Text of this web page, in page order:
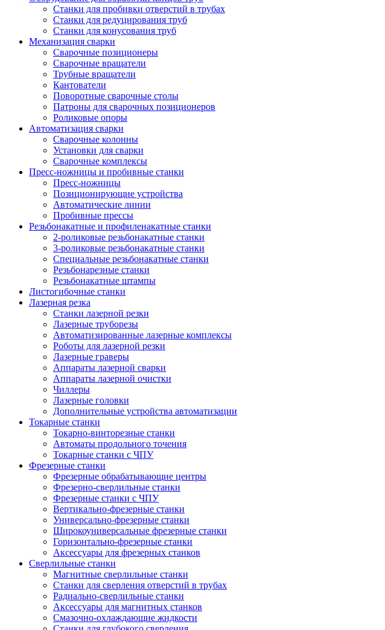
Станки для пробивки отверстий в трубах
Станки для редуцирования труб
Станки для конусования труб
Механизация сварки
Сварочные позиционеры
Сварочные вращатели
Трубные вращатели
Кантователи
Поворотные сварочные столы
Патроны для сварочных позиционеров
Роликовые опоры
Автоматизация сварки
Сварочные колонны
Установки для сварки
Сварочные комплексы
Пресс-ножницы и пробивные станки
Пресс-ножницы
Позиционирующие устройства
Автоматические линии
Пробивные прессы
Резьбонакатные и профиленакатные станки
2-роликовые резьбонакатные станки
3-роликовые резьбонакатные станки
Специальные резьбонакатные станки
Резьбонарезные станки
Резьбонакатные штампы
Листогибочные станки
Лазерная резка
Станки лазерной резки
Лазерные труборезы
Автоматизированные лазерные комплексы
Роботы для лазерной резки
Лазерные граверы
Аппараты лазерной сварки
Аппараты лазерной очистки
Чиллеры
Лазерные головки
Дополнительные устройства автоматизации
Токарные станки
Токарно-винторезные станки
Автоматы продольного точения
Токарные станки с ЧПУ
Фрезерные станки
Фрезерные обрабатывающие центры
Фрезерно-сверлильные станки
Фрезерные станки с ЧПУ
Вертикально-фрезерные станки
Универсально-фрезерные станки
Широкоуниверсальные фрезерные станки
Горизонтально-фрезерные станки
Аксессуары для фрезерных станков
Сверлильные станки
Магнитные сверлильные станки
Станки для сверления отверстий в трубах
Радиально-сверлильные станки
Аксессуары для магнитных станков
Смазочно-охлаждающие жидкости